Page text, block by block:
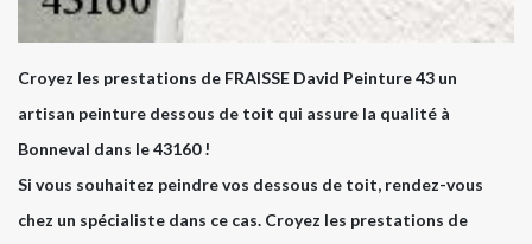
Croyez les prestations de FRAISSE David Peinture 43 un
artisan peinture dessous de toit qui assure la qualité à
Bonneval dans le 43160 !
Si vous souhaitez peindre vos dessous de toit, rendez-vous
chez un spécialiste dans ce cas. Croyez les prestations de